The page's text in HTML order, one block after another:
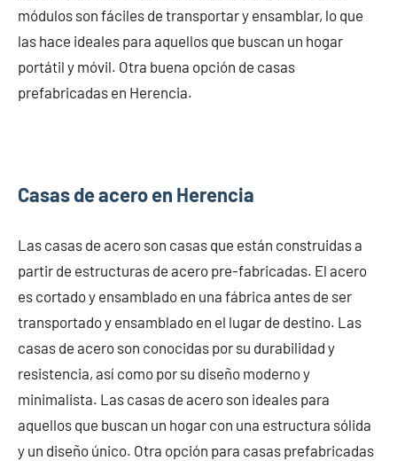
módulos son fáciles de transportar y ensamblar, lo que
las hace ideales para aquellos que buscan un hogar
portátil y móvil. Otra buena opción de casas
prefabricadas en Herencia.
Casas de acero en Herencia
Las casas de acero son casas que están construidas a
partir de estructuras de acero pre-fabricadas. El acero
es cortado y ensamblado en una fábrica antes de ser
transportado y ensamblado en el lugar de destino. Las
casas de acero son conocidas por su durabilidad y
resistencia, así como por su diseño moderno y
minimalista. Las casas de acero son ideales para
aquellos que buscan un hogar con una estructura sólida
y un diseño único. Otra opción para casas prefabricadas